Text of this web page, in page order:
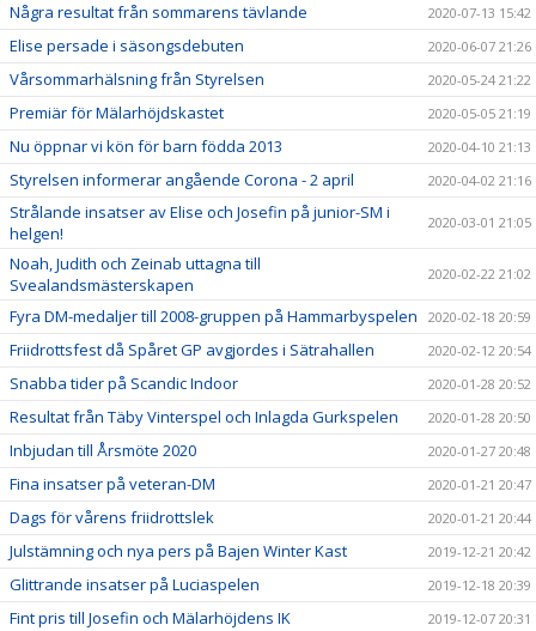
Några resultat från sommarens tävlande 2020-07-13 15:42
Elise persade i säsongsdebuten 2020-06-07 21:26
Vårsommarhälsning från Styrelsen 2020-05-24 21:22
Premiär för Mälarhöjdskastet 2020-05-05 21:19
Nu öppnar vi kön för barn födda 2013 2020-04-10 21:13
Styrelsen informerar angående Corona - 2 april 2020-04-02 21:16
Strålande insatser av Elise och Josefin på junior-SM i
helgen!
2020-03-01 21:05
Noah, Judith och Zeinab uttagna till
Svealandsmästerskapen
2020-02-22 21:02
Fyra DM-medaljer till 2008-gruppen på Hammarbyspelen 2020-02-18 20:59
Friidrottsfest då Spåret GP avgjordes i Sätrahallen 2020-02-12 20:54
Snabba tider på Scandic Indoor 2020-01-28 20:52
Resultat från Täby Vinterspel och Inlagda Gurkspelen 2020-01-28 20:50
Inbjudan till Årsmöte 2020 2020-01-27 20:48
Fina insatser på veteran-DM 2020-01-21 20:47
Dags för vårens friidrottslek 2020-01-21 20:44
Julstämning och nya pers på Bajen Winter Kast 2019-12-21 20:42
Glittrande insatser på Luciaspelen 2019-12-18 20:39
Fint pris till Josefin och Mälarhöjdens IK 2019-12-07 20:31